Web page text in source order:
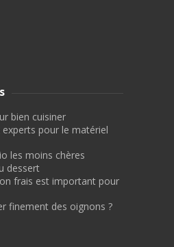
bien cuisiner
experts pour le matériel
les moins chères
dessert
frais est important pour
finement des oignons ?